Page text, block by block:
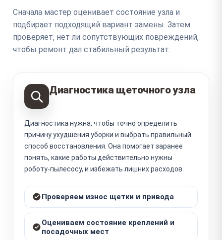
Сначала мастер оценивает состояние узла и
подбирает подходящий вариант замены. Затем
проверяет, нет ли сопутствующих повреждений,
чтобы ремонт дал стабильный результат.
Диагностика щеточного узла
Диагностика нужна, чтобы точно определить
причину ухудшения уборки и выбрать правильный
способ восстановления. Она помогает заранее
понять, какие работы действительно нужны
роботу-пылесосу, и избежать лишних расходов.
Проверяем износ щетки и привода
Оцениваем состояние креплений и
посадочных мест